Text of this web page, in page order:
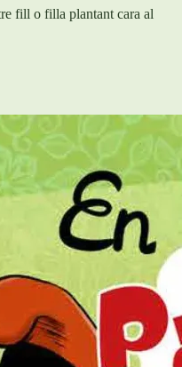
fill o filla plantant cara al